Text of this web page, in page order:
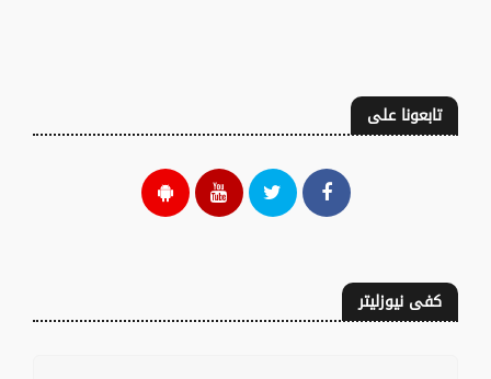
تابعونا على
كفى نيوزليتر